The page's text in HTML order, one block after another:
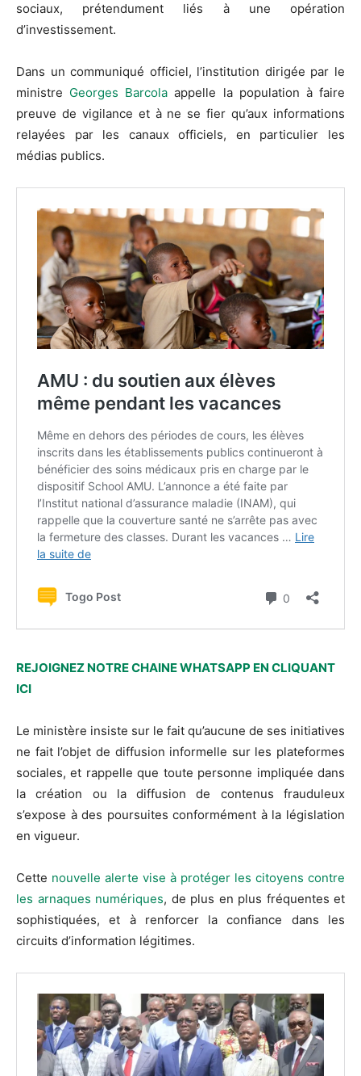
sociaux, prétendument liés à une opération
d’investissement.
Dans un communiqué officiel, l’institution dirigée par le
ministre Georges Barcola appelle la population à faire
preuve de vigilance et à ne se fier qu’aux informations
relayées par les canaux officiels, en particulier les
médias publics.
REJOIGNEZ NOTRE CHAINE WHATSAPP EN CLIQUANT
ICI
Le ministère insiste sur le fait qu’aucune de ses initiatives
ne fait l’objet de diffusion informelle sur les plateformes
sociales, et rappelle que toute personne impliquée dans
la création ou la diffusion de contenus frauduleux
s’expose à des poursuites conformément à la législation
en vigueur.
Cette nouvelle alerte vise à protéger les citoyens contre
les arnaques numériques, de plus en plus fréquentes et
sophistiquées, et à renforcer la confiance dans les
circuits d’information légitimes.